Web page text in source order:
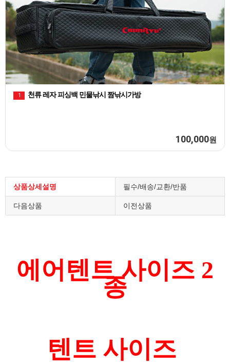
2 천류 피싱백 카모플라쥬 민물낚시 짬낚시가방
75,000원
상품상세설명 필수/배송/교환/반품
다음상품 이전상품
에어텐트 사이즈 2
종
텐트 사이즈